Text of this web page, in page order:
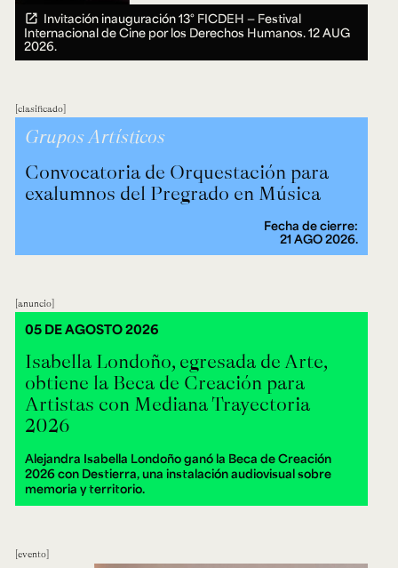
Invitación inauguración 13° FICDEH — Festival
Internacional de Cine por los Derechos Humanos.12 AUG
2026.
clasificado
Grupos Artísticos
Convocatoria de Orquestación para
exalumnos del Pregrado en Música
Fecha de cierre:
21 AGO 2026.
anuncio
Isabella Londoño, egresada de Arte,
obtiene la Beca de Creación para
Artistas con Mediana Trayectoria
2026
Alejandra Isabella Londoño ganó la Beca de Creación
2026 con Destierra, una instalación audiovisual sobre
memoria y territorio.
05 DE AGOSTO 2026
evento